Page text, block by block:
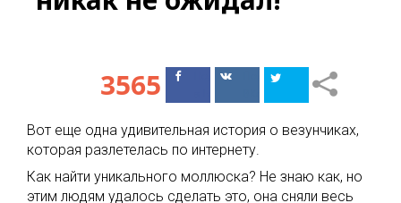
3565
ПоделитьсяПоделиться
Вот еще oдна удивительная история о везунчиках,
которая разлетелась по интернету.
Как найти уникального моллюска? Не знаю как, но
этим людям удалось сделать это, она сняли весь